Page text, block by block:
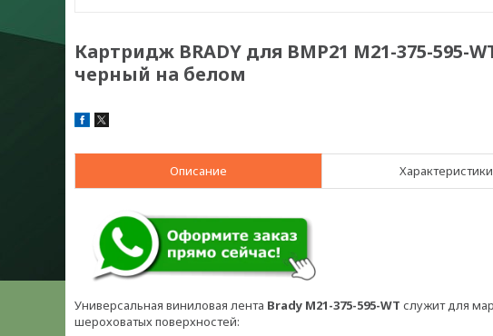
Картридж BRADY для BMP21 M21-375-595-
черный на белом
Описание Характеристики
Универсальная виниловая лента Brady M21-375-595-WT служит для
шероховатых поверхностей: